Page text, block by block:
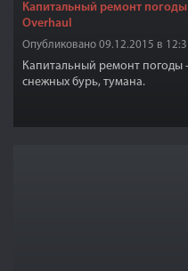
Капитальный ремонт
Overhaul
Опубликовано 09.12.2015 в
Капитальный ремонт погоды
снежных бурь, тумана.